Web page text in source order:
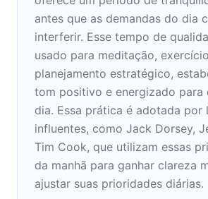
antes que as demandas do dia
interferir. Esse tempo de
usado para meditação,
planejamento estratégico,
tom positivo e energizado para
dia. Essa prática é adotada por
influentes, como Jack Dorsey,
Tim Cook, que utilizam essas
da manhã para ganhar clareza
ajustar suas prioridades diárias.